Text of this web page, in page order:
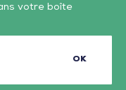
votre boîte
OK